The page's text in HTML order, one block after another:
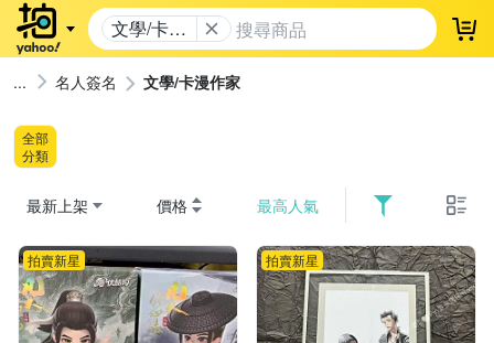
文學/卡漫
作家
登
名人簽名 文學/卡漫作家
全部
分類
最新上架 價格 最高人氣
拍賣新星 拍賣新星